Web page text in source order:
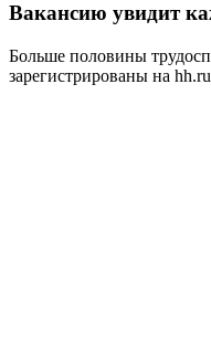
Вакансию увидит
Больше половины
зарегистрированы на hh.ru